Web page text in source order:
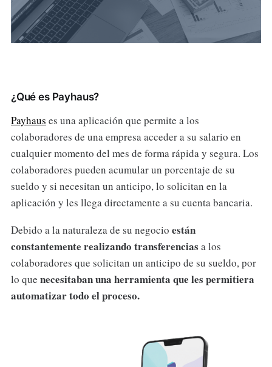
¿Qué es Payhaus?
Payhaus es una aplicación que permite a los
colaboradores de una empresaacceder a su salario en
cualquier momento del mes de forma rápida y segura. Los
colaboradores pueden acumular un porcentaje de su
sueldo y si necesitan un anticipo, lo solicitan en la
aplicación y les llega directamente a su cuenta bancaria.
Debido a la naturaleza de su negocio están
constantemente realizando transferencias a los
colaboradores que solicitan un anticipo de su sueldo, por
lo que necesitaban una herramienta que les permitiera
automatizar todo el proceso.